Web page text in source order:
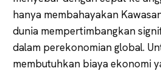
hanya membahayakan
dunia mempertimbangkan
dalam perekonomian global.
membutuhkan biaya ekonomi